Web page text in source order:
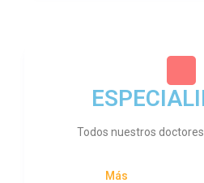
Todos nuestros
Más